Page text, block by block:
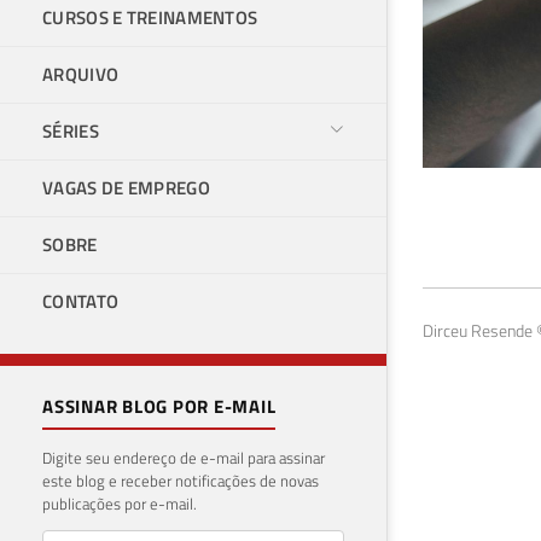
CURSOS E TREINAMENTOS
ARQUIVO
SÉRIES
VAGAS DE EMPREGO
SOBRE
CONTATO
ASSINAR BLOG POR E-MAIL
Digite seu endereço de e-mail para assinar
este blog e receber notificações de novas
publicações por e-mail.
10
Dirceu